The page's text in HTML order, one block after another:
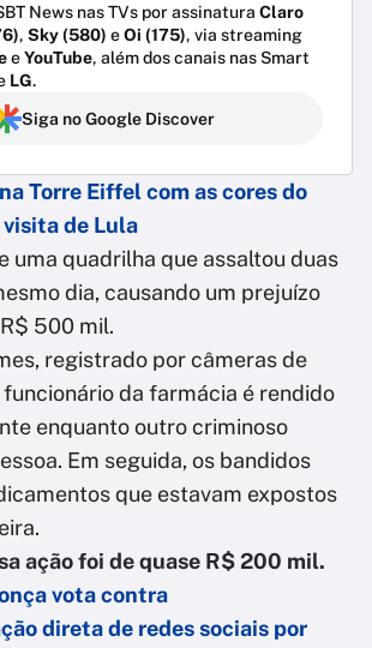
News nas TVs por assinatura Claro
, Sky (580) eOi (175), via streaming
eYouTube, além dos canais nas Smart
LG.
Siga no Google Discover
Torre Eiffel com as cores do
de Lula
uma quadrilha que assaltou duas
dia, causando um prejuízo
500 mil.
registrado por câmeras de
da farmácia é rendido
enquanto outro criminoso
Em seguida, os bandidos
que estavam expostos
ação foi de quase R$ 200 mil.
vota contra
direta de redes sociais por